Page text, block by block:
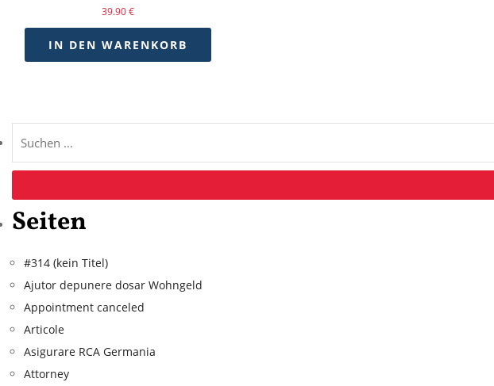
39.90€
IN DEN WARENKORB
Seiten
#314 (kein Titel)
Ajutor depunere dosar Wohngeld
Appointment canceled
Articole
Asigurare RCA Germania
Attorney